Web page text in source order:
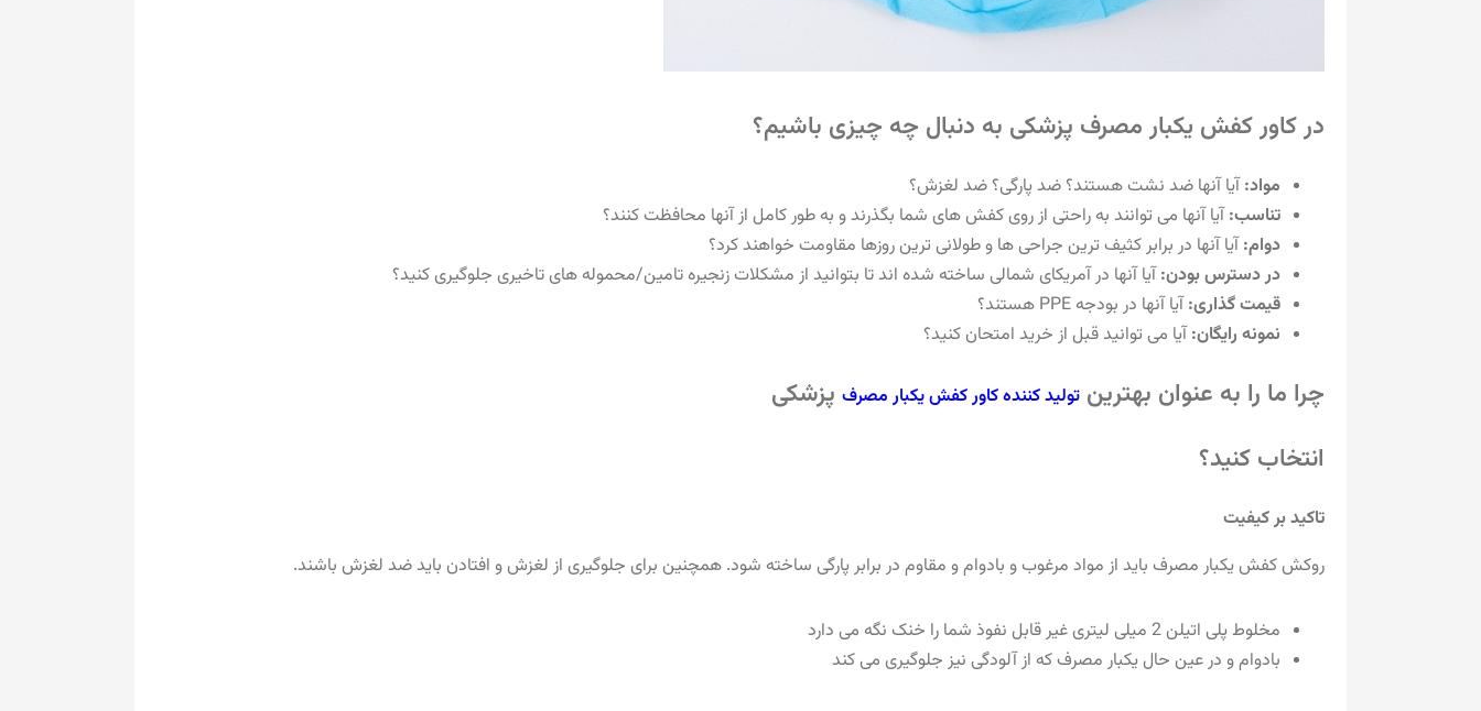
در کاور کفش یکبار مصرف پزشکی به دنبال چه چیزی باشیم؟
مواد:آیا آنها ضد نشت هستند؟ ضد پارگی؟ ضد لغزش؟
تناسب:آیا آنها می توانند به راحتی از روی کفش های شما بگذرند و به طور کامل از آنها محافظت کنند؟
دوام:آیا آنها در برابر کثیف ترین جراحی ها و طولانی ترین روزها مقاومت خواهند کرد؟
در دسترس بودن:آیا آنها در آمریکای شمالی ساخته شده اند تا بتوانید از مشکلات زنجیره تامین/محموله های تاخیری جلوگیری کنید؟
قیمت گذاری:آیا آنها در بودجه PPE هستند؟
نمونه رایگان:آیا می توانید قبل از خرید امتحان کنید؟
چرا ما را به عنوان بهترین تولید کننده کاور کفش یکبار مصرف پزشکی
انتخاب کنید؟
تاکید بر کیفیت
روکش کفش یکبار مصرف باید از مواد مرغوب و بادوام و مقاوم در برابر پارگی ساخته شود. همچنین برای جلوگیری از لغزش و افتادن باید ضد لغزش باشند.
مخلوط پلی اتیلن 2 میلی لیتری غیر قابل نفوذ شما را خنک نگه می دارد
بادوام و در عین حال یکبار مصرف که از آلودگی نیز جلوگیری می کند